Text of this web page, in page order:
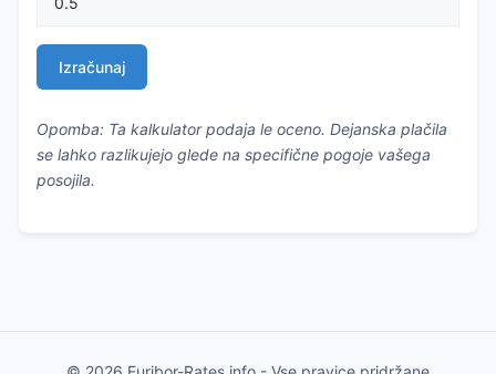
Izračunaj
Opomba: Ta kalkulator podaja le oceno. Dejanska plačila
se lahko razlikujejo glede na specifične pogoje vašega
posojila.